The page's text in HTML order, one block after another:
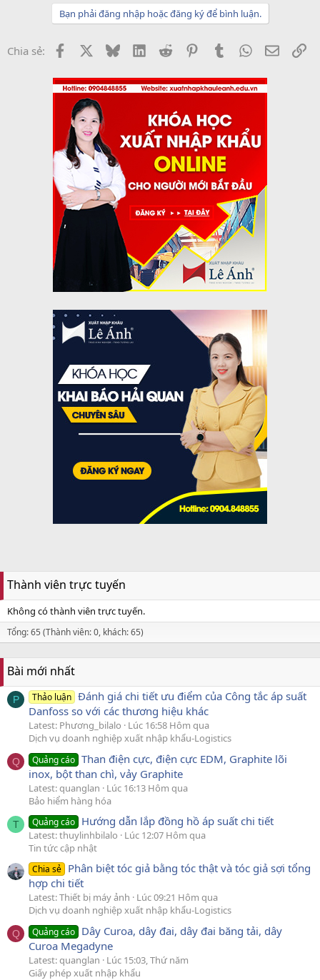
Bạn phải đăng nhập hoặc đăng ký để bình luận.
Chia sẻ: Facebook BlueskyLinkedInReddit PinterestTumblrWhatsApp
Email
Thành viên trực tuyến
Không có thành viên trực tuyến.
Tổng: 65 (Thành viên: 0, khách: 65)
Bài mới nhất
P Thảo luận Đánh giá chi tiết ưu điểm của Công tắc áp suất
Danfoss so với các thương hiệu khác
Latest: Phương_bilalo
Lúc 16:58 Hôm qua
Dịch vụ doanh nghiệp xuất nhập khẩu-Logistics
Q Quảng cáo Than điện cực, điện cực EDM, Graphite lõi
inox, bột than chì, vảy Graphite
Latest: quanglan
Lúc 16:13 Hôm qua
Bảo hiểm hàng hóa
T Quảng cáo Hướng dẫn lắp đồng hồ áp suất chi tiết
Latest: thuylinhbilalo
Lúc 12:07 Hôm qua
Tin tức cập nhật
Chia sẻ Phân biệt tóc giả bằng tóc thật và tóc giả sợi tổng
hợp chi tiết
Latest: Thiết bị máy ảnh
Lúc 09:21 Hôm qua
Dịch vụ doanh nghiệp xuất nhập khẩu-Logistics
Q Quảng cáo Dây Curoa, dây đai, dây đai băng tải, dây
Curoa Megadyne
Latest: quanglan
Lúc 15:03, Thứ năm
Giấy phép xuất nhập khẩu